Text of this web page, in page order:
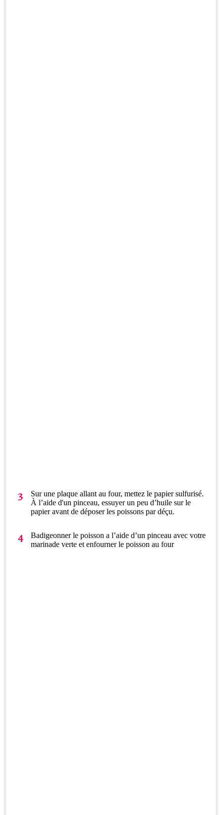
Sur une plaque allant au four, mettez le papier sulfurisé.
À l’aide d'un pinceau, essuyer un peu d’huile sur le
papier avant de déposer les poissons par déçu.
Badigeonner le poisson a l’aide d’un pinceau avec votre
marinade verte et enfourner le poisson au four